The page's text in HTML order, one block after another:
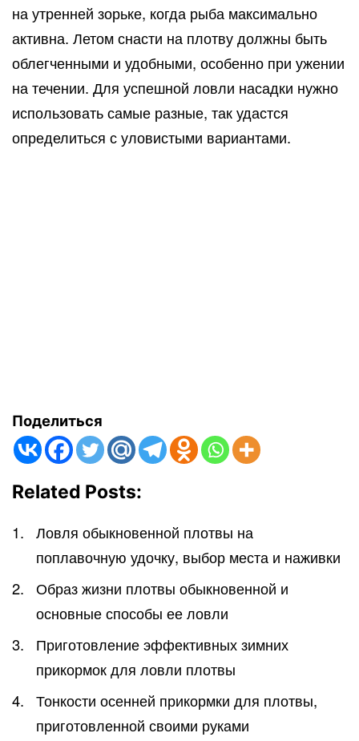
на утренней зорьке, когда рыба максимально
активна. Летом снасти на плотву должны быть
облегченными и удобными, особенно при ужении
на течении. Для успешной ловли насадки нужно
использовать самые разные, так удастся
определиться с уловистыми вариантами.
Поделиться
Related Posts:
Ловля обыкновенной плотвы на
поплавочную удочку, выбор места и наживки
Образ жизни плотвы обыкновенной и
основные способы ее ловли
Приготовление эффективных зимних
прикормок для ловли плотвы
Тонкости осенней прикормки для плотвы,
приготовленной своими руками